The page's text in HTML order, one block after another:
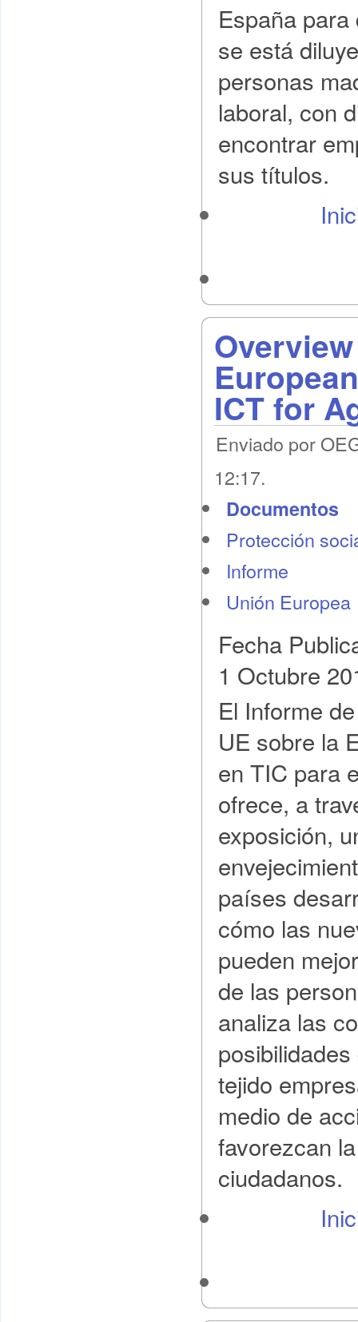
España
se está
personas
laboral, con
encontrar
sus títulos.
ICT for
Enviado por
12:17.
Documentos
Protección
Informe
Unión Europea
Fecha
1 Octubre
El Informe
UE sobre la
en TIC para
ofrece, a
exposición,
países
cómo las
pueden
de las
analiza las
tejido
medio de
favorezcan
ciudadanos.